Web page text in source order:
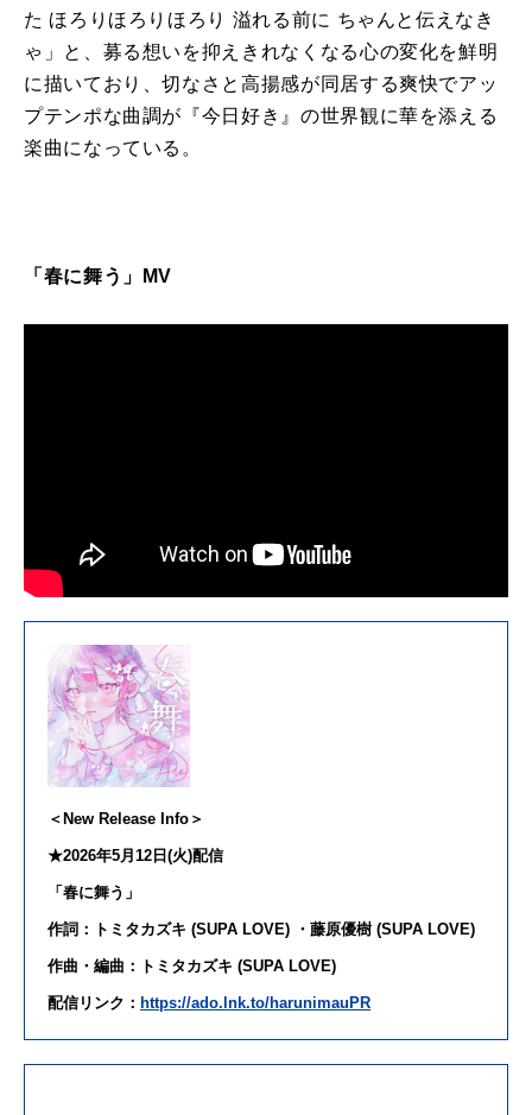
た ほろりほろりほろり 溢れる前に ちゃんと伝えなき
ゃ」と、募る想い を抑えきれなくなる心の変化を鮮明
に描いており、切なさと高揚感が同居する爽快でアッ
プテンポな曲調が『今日好き 』の世界観に華を添える
楽曲に なっている。
「春に舞う」MV
＜New Release Info＞
★2026年5月12日(火)配信
「春に舞う 」
作詞：トミタカズキ (SUPA LOVE) ・藤原優樹 (SUPA LOVE)
作曲・編曲：トミタカズキ (SUPA LOVE)
配信リンク： https://ado.lnk.to/harunimauPR